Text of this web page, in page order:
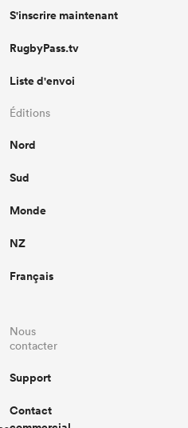
S'inscrire maintenant
RugbyPass.tv
Liste d'envoi
Éditions
Nord
Sud
Monde
NZ
Français
Nous
contacter
Support
Contact